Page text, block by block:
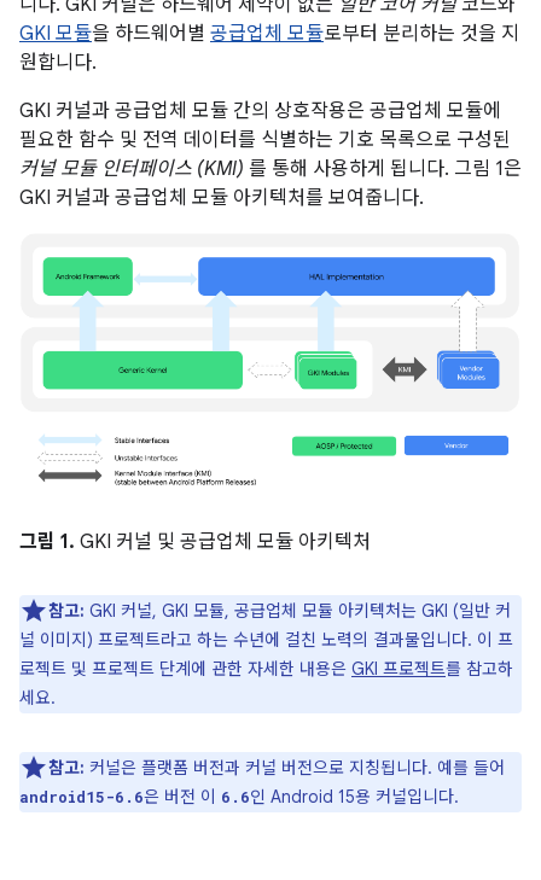
니다. GKI 커널은 하드웨어 제약이 없는 일반 코어 커널코드와
GKI 모듈을 하드웨어별 공급업체 모듈로부터 분리하는 것을 지
원합니다.
GKI 커널과 공급업체 모듈 간의 상호작용은 공급업체 모듈에
필요한 함수 및 전역 데이터를 식별하는 기호 목록으로 구성된
커널 모듈 인터페이스 (KMI) 를 통해 사용하게 됩니다. 그림 1은
GKI 커널과 공급업체 모듈 아키텍처를 보여줍니다.
그림 1. GKI 커널 및 공급업체 모듈 아키텍처
참고: GKI 커널, GKI 모듈, 공급업체 모듈 아키텍처는 GKI (일반 커
널 이미지) 프로젝트라고 하는 수년에 걸친 노력의 결과물입니다. 이 프
로젝트 및 프로젝트 단계에 관한 자세한 내용은 GKI 프로젝트를 참고하
세요.
참고: 커널은 플랫폼 버전과 커널 버전으로 지칭됩니다. 예를 들어
android15-6.6은 버전 이 6.6인 Android 15용 커널입니다.